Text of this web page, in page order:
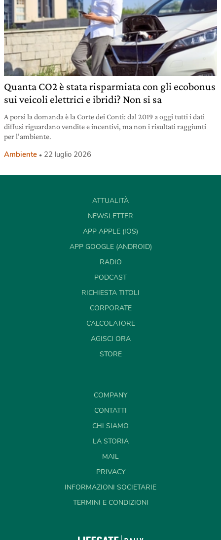
Quanta CO2 è stata risparmiata con gli ecobonus
sui veicoli elettrici e ibridi? Non si sa
A porsi la domanda è la Corte dei Conti: dal 2019 a oggi tutti i dati
diffusi riguardano vendite e incentivi, ma non i risultati raggiunti
per l’ambiente.
Ambiente 22 luglio 2026
ATTUALITÀ
NEWSLETTER
APP APPLE (IOS)
APP GOOGLE (ANDROID)
RADIO
PODCAST
RICHIESTA TITOLI
CORPORATE
CALCOLATORE
AGISCI ORA
STORE
COMPANY
CONTATTI
CHI SIAMO
LA STORIA
MAIL
PRIVACY
INFORMAZIONI SOCIETARIE
TERMINI E CONDIZIONI